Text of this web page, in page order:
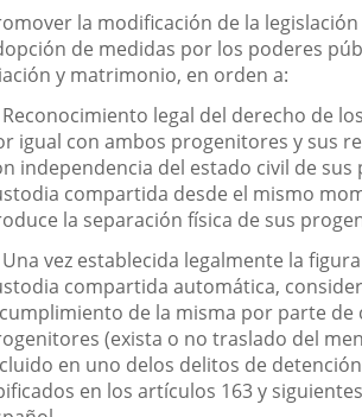
la modificación de la legislación
de medidas por los poderes
y matrimonio, en orden a:
legal del derecho de
igual con ambos progenitores y sus
independencia del estado civil de sus
compartida desde el mismo
la separación física de sus
vez establecida legalmente la
compartida automática,
de la misma por parte de
(exista o no traslado del
en uno delos delitos de
en los artículos 163 y